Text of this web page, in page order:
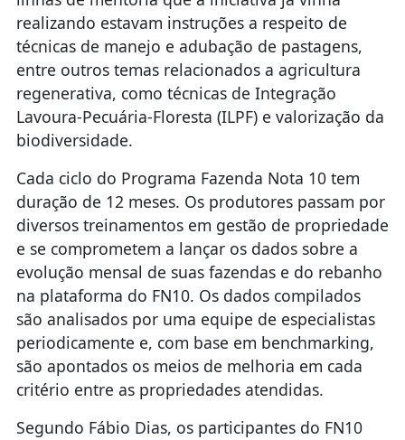
realizando estavam instruções a respeito de
técnicas de manejo e adubação de pastagens,
entre outros temas relacionados a agricultura
regenerativa, como técnicas de Integração
Lavoura-Pecuária-Floresta (ILPF) e valorização da
biodiversidade.
Cada ciclo do Programa Fazenda Nota 10 tem
duração de 12 meses. Os produtores passam por
diversos treinamentos em gestão de propriedade
e se comprometem a lançar os dados sobre a
evolução mensal de suas fazendas e do rebanho
na plataforma do FN10. Os dados compilados
são analisados por uma equipe de especialistas
periodicamente e, com base em benchmarking,
são apontados os meios de melhoria em cada
critério entre as propriedades atendidas.
Segundo Fábio Dias, os participantes do FN10